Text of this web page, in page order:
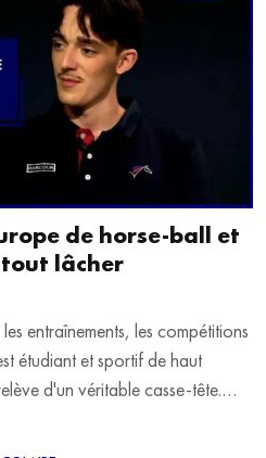
de horse-ball et
lâcher
entraînements, les compétitions
étudiant et sportif de haut
d'un véritable casse-tête.
abandonner ses études